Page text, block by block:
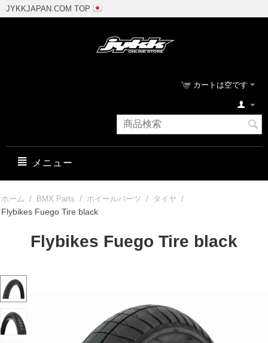
JYKKJAPAN.COM TOP
カートは空です
メニュー
ホーム / BMX Parts / ホイールパーツ / タイヤ /
Flybikes Fuego Tire black
Flybikes Fuego Tire black